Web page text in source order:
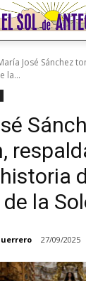
José Sánchez
la...
la
27/09/2025